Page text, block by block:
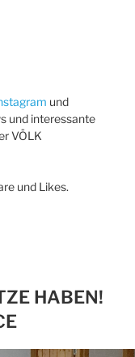
und
und interessante
VÖLK
und Likes.
HABEN!